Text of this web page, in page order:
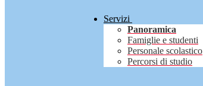
Servizi
Panoramica
Famiglie e studenti
Personale scolastico
Percorsi di studio